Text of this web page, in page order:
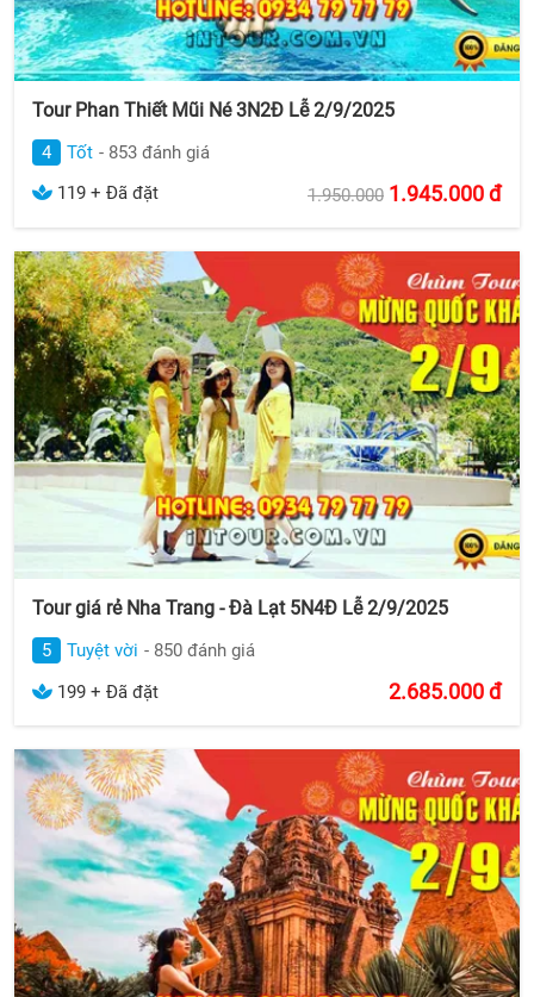
Tour Phan Thiết Mũi Né 3N2Đ Lễ 2/9/2025
4 Tốt - 853 đánh giá
119 + Đã đặt
1.950.000 1.945.000đ
Tour giá rẻ Nha Trang - Đà Lạt 5N4Đ Lễ 2/9/2025
5 Tuyệt vời - 850 đánh giá
199 + Đã đặt
2.685.000đ